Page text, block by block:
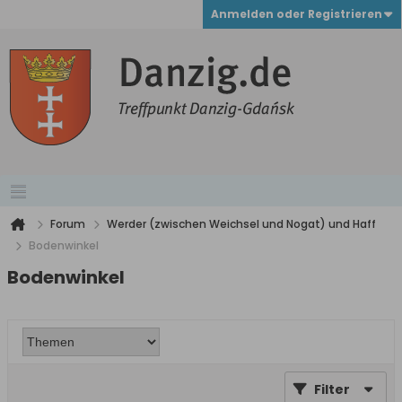
Anmelden oder Registrieren
Forum
Werder (zwischen Weichsel und Nogat) und Haff
Bodenwinkel
Bodenwinkel
Filter